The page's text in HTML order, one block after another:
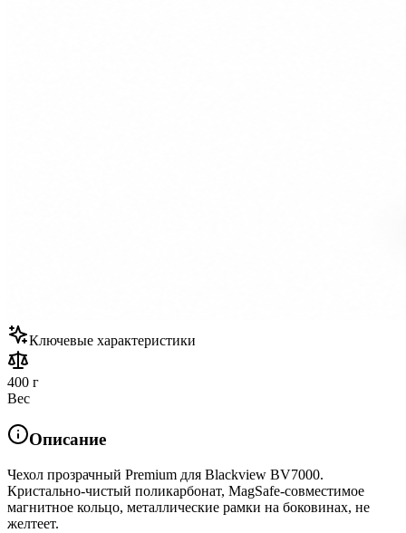
Ключевые характеристики
400 г
Вес
Описание
Чехол прозрачный Premium для Blackview BV7000.
Кристально-чистый поликарбонат, MagSafe-совместимое
магнитное кольцо, металлические рамки на боковинах, не
желтеет.